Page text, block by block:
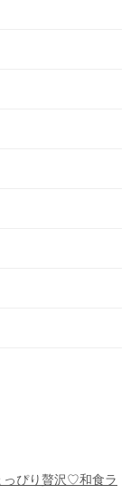
ぴり贅沢♡和食ラ